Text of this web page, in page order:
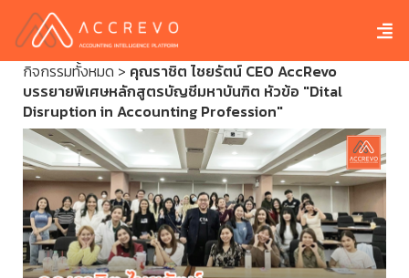
กิจกรรมทั้งหมด > คุณราชิต​ ไชยรัตน์​ CEO​ AccRevo
บรรยายพิเศษหลักสูตรบัญชีมหาบันฑิต หัวข้อ ​"Dital
Disruption in Accounting Profession"